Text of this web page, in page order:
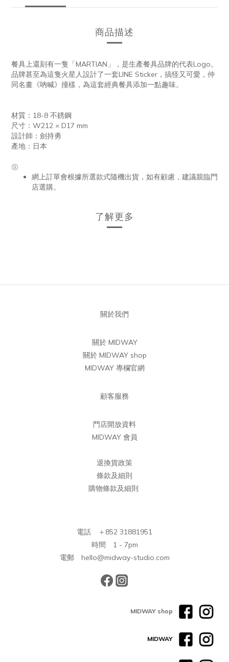
商品描述
餐具上還刻有一隻「MARTIAN」，是生產餐具品牌的代表Logo。
品牌甚至為這隻火星人設計了一套LINE Sticker，搞怪又可愛，仲
同名畫《吶喊》撞樣，為這套經典餐具添加一點趣味。
材質：18-8 不銹鋼
尺寸：W212 × D17 mm
設計師：劍持勇
產地：日本
㊟
網上訂單會根據所選款式隨機出貨，如有顧慮，建議親臨門
店選購。
了解更多
關於我們
關於 MIDWAY
關於 MIDWAY shop
MIDWAY 專欄官網
顧客服務
門店開放資料
MIDWAY 會員
退換貨政策
條款及細則
購物條款及細則
電話 ＋852 31881951
時間 1 - 7pm
電郵 hello@midway-studio.com
MIDWAY shop
MIDWAY